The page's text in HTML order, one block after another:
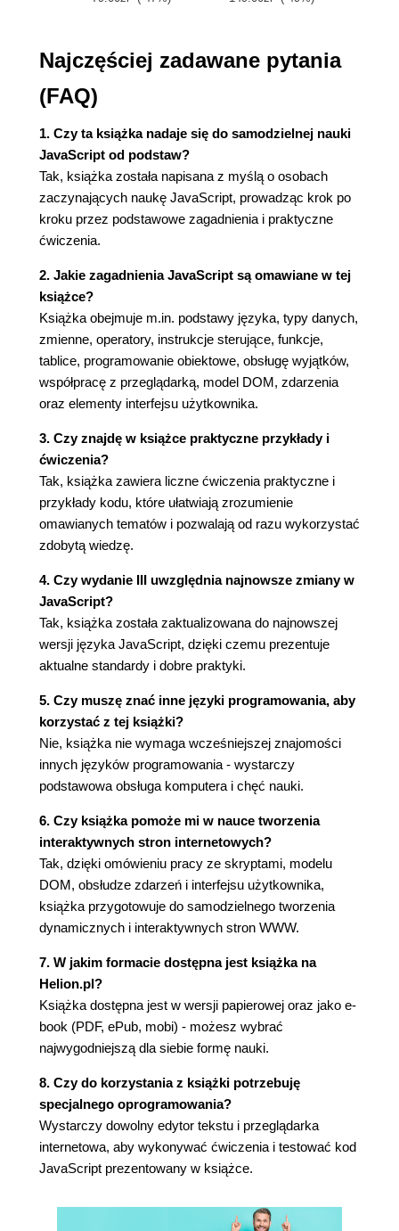
Tworzenie obiektów za pomocą literałów (96)
Konstruktor typu obiektowego (99)
Metody obiektów (101)
Iteracja po właściwościach (102)
Funkcje to też obiekty (105)
Prototypy, czyli dziedziczenie w JavaScripcie
(107)
Rozdział 7. Wyjątki (111)
Zgłaszanie wyjątków (111)
Przechwytywanie wyjątków (114)
Blok finally (118)
Rozdział 8. Obiekty i funkcje globalne (121)
Funkcje globalne (121)
Przetwarzanie wyrażeń (123)
Przetwarzanie wartości liczbowych (125)
Matematyka (129)
Data i czas (134)
Ciągi znaków (143)
Rozdział 9. Współpraca z przeglądarką (147)
Obiekty udostępniane przez przeglądarkę (147)
Obiekt window (148)
Obiekt document (156)
Obiekt location (159)
Obiekt navigator (163)
Rozdział 10. Elementy witryny (model DOM) (167)
Jak przeglądarka "widzi" dokument? (167)
Odczyt i zmiana atrybutów oraz stylów CSS (174)
Odwołania do istniejących węzłów (177)
Dynamiczne tworzenie fragmentów strony (180)
Rozdział 11. Zdarzenia (183)
Zdarzenia jako właściwości elementów witryny
(186)
Rejestrowanie procedur obsługi (190)
Usuwanie procedur obsługi (193)
Obsługa klawiatury i myszy (195)
Rozdział 12. Obsługa interfejsu użytkownika (199)
Elementy witryny (199)
Pola wyboru typu checkbox (201)
Pola wyboru typu radio (202)
Pola tekstowe (text) (205)
Rozszerzone pola tekstowe (textarea) (206)
Najczęściej zadawane pytania
(FAQ)
1. Czy ta książka nadaje się do samodzielnej nauki
JavaScript od podstaw?
Tak, książka została napisana z myślą o osobach
zaczynających naukę JavaScript, prowadząc krok po
kroku przez podstawowe zagadnienia i praktyczne
ćwiczenia.
2. Jakie zagadnienia JavaScript są omawiane w tej
książce?
Książka obejmuje m.in. podstawy języka, typy danych,
zmienne, operatory, instrukcje sterujące, funkcje,
tablice, programowanie obiektowe, obsługę wyjątków,
współpracę z przeglądarką, model DOM, zdarzenia
oraz elementy interfejsu użytkownika.
3. Czy znajdę w książce praktyczne przykłady i
ćwiczenia?
Tak, książka zawiera liczne ćwiczenia praktyczne i
przykłady kodu, które ułatwiają zrozumienie
omawianych tematów i pozwalają od razu wykorzystać
zdobytą wiedzę.
4. Czy wydanie III uwzględnia najnowsze zmiany w
JavaScript?
Tak, książka została zaktualizowana do najnowszej
wersji języka JavaScript, dzięki czemu prezentuje
aktualne standardy i dobre praktyki.
5. Czy muszę znać inne języki programowania, aby
korzystać z tej książki?
Nie, książka nie wymaga wcześniejszej znajomości
innych języków programowania - wystarczy
podstawowa obsługa komputera i chęć nauki.
6. Czy książka pomoże mi w nauce tworzenia
interaktywnych stron internetowych?
Tak, dzięki omówieniu pracy ze skryptami, modelu
DOM, obsłudze zdarzeń i interfejsu użytkownika,
książka przygotowuje do samodzielnego tworzenia
dynamicznych i interaktywnych stron WWW.
7. W jakim formacie dostępna jest książka na
Helion.pl?
Książka dostępna jest w wersji papierowej oraz jako e-
book (PDF, ePub, mobi) - możesz wybrać
najwygodniejszą dla siebie formę nauki.
8. Czy do korzystania z książki potrzebuję
specjalnego oprogramowania?
Wystarczy dowolny edytor tekstu i przeglądarka
internetowa, aby wykonywać ćwiczenia i testować kod
JavaScript prezentowany w książce.